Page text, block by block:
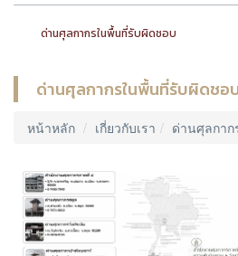
ด่านศุลกากรในพื้นที่รับผิดชอบ
ด่านศุลกากรในพื้นที่รับผิดชอ
หน้าหลัก เกี่ยวกับเรา ด่านศุลกา